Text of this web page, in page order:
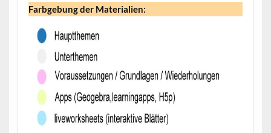
Farbgebung der Materialien: